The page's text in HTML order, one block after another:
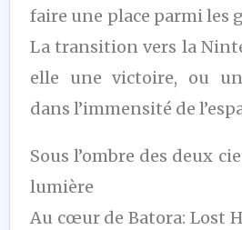
faire une place parmi les
La transition vers la
elle une victoire, ou
dans l’immensité de
Sous l’ombre des deux
lumière
Au cœur de Batora: Lost